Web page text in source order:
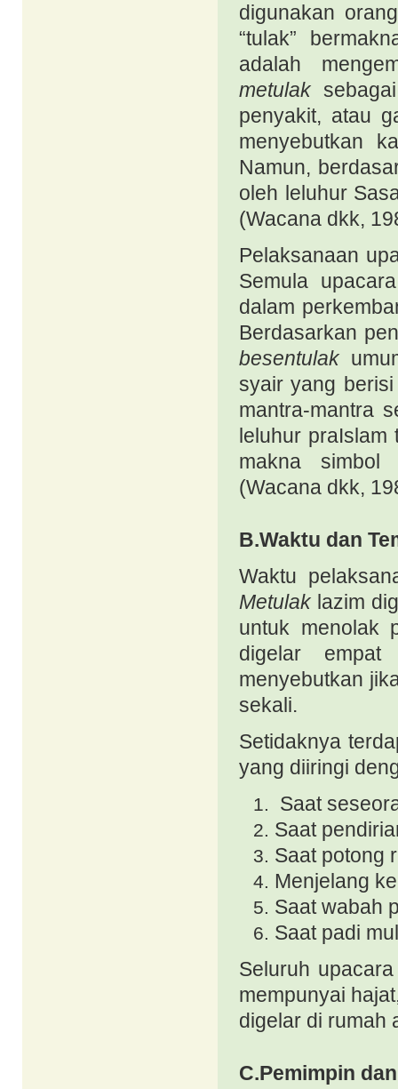
digunakan
“tulak”
adalah
metulak
penyakit, atau
menyebutkan
Namun,
oleh leluhur
(Wacana dkk,
Pelaksanaan
Semula
dalam
Berdasarkan
besentulak
syair yang
mantra-mantra
leluhur praIslam
makna
(Wacana dkk,
B.Waktu dan
Waktu
Metulak lazim
untuk menolak
digelar
menyebutkan
sekali.
Setidaknya
yang diiringi
Saat
Saat
Saat potong
Menjelang
Saat wabah
Saat padi
Seluruh
mempunyai
digelar di rumah
C.Pemimpin